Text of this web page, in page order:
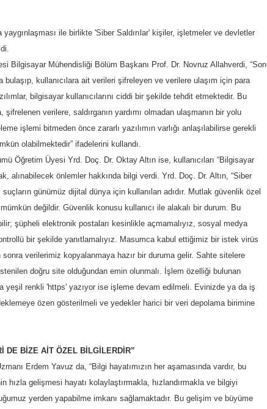
yaygınlaşması ile birlikte 'Siber Saldırılar' kişiler, işletmeler ve devletler
Bilgisayar Mühendisliği Bölüm Başkanı Prof. Dr. Novruz Allahverdi, “Son
bulaşıp, kullanıcılara ait verileri şifreleyen ve verilere ulaşım için para
bilgisayar kullanıcılarını ciddi bir şekilde tehdit etmektedir. Bu
şifrelenen verilere, saldırganın yardımı olmadan ulaşmanın bir yolu
işlemi bitmeden önce zararlı yazılımın varlığı anlaşılabilirse gerekli
olabilmektedir” ifadelerini kullandı.
Öğretim Üyesi Yrd. Doç. Dr. Oktay Altın ise, kullanıcıları “Bilgisayar
alınabilecek önlemler hakkında bilgi verdi. Yrd. Doç. Dr. Altın, “Siber
günümüz dijital dünya için kullanılan adıdır. Mutlak güvenlik özel
değildir. Güvenlik konusu kullanıcı ile alakalı bir durum. Bu
şüpheli elektronik postaları kesinlikle açmamalıyız, sosyal medya
bir şekilde yanıtlamalıyız. Masumca kabul ettiğimiz bir istek virüs
verilerimiz kopyalanmaya hazır bir duruma gelir. Sahte sitelere
doğru site olduğundan emin olunmalı. İşlem özelliği bulunan
yeşil renkli 'https' yazıyor ise işleme devam edilmeli. Evinizde ya da iş
özen gösterilmeli ve yedekler harici bir veri depolama birimine
DE BİZE AİT ÖZEL BİLGİLERDİR”
Erdem Yavuz da, “Bilgi hayatımızın her aşamasında vardır, bu
hızla gelişmesi hayatı kolaylaştırmakla, hızlandırmakla ve bilgiyi
yerden yapabilme imkanı sağlamaktadır. Bu gelişim ve büyüme